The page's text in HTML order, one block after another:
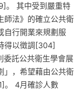
。 其中受到嚴重特
師法》的確立公共衛
自行開業來規劃服
得以徵調[304]
託公共衛生學會展
」，希望藉由公共衛
。 4月確診人數